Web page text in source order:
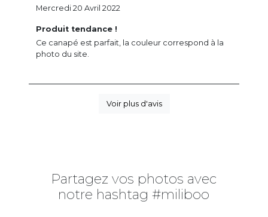
Produit tendance !
Ce canapé est parfait, la couleur correspond à la
photo du site.
Mercredi 20 Avril 2022
Voir plus d'avis
Partagez vos photos avec
notre hashtag #miliboo